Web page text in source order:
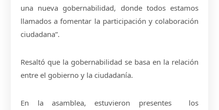
una nueva gobernabilidad, donde todos estamos
llamados a fomentar la participación y colaboración
ciudadana”.
Resaltó que la gobernabilidad se basa en la relación
entre el gobierno y la ciudadanía.
En la asamblea, estuvieron presentes los